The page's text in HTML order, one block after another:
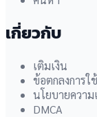
เกี่ยวกับ
เติมเงิน
ข้อตกลงการใ
นโยบายควา
DMCA